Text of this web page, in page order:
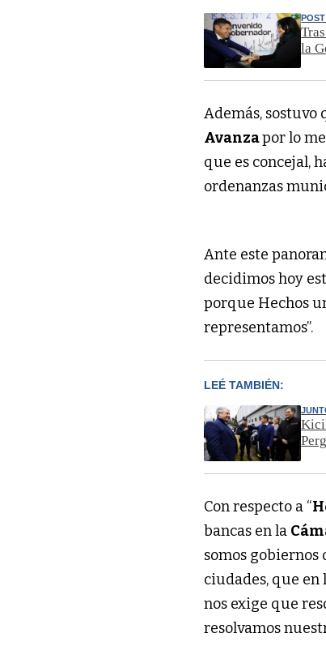
la
Además, sostuvo
Avanzapor lo
que es concejal,
ordenanzas
Ante este
decidimos hoy
porque Hechos
representamos”.
LEÉ TAMBIÉN:
Con respecto a “
bancas en la
somos gobiernos
ciudades, que en
nos exige que
resolvamos